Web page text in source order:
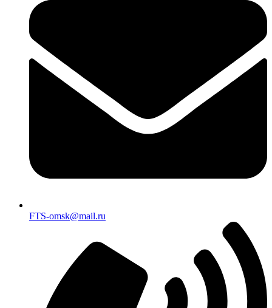
FTS-omsk@mail.ru